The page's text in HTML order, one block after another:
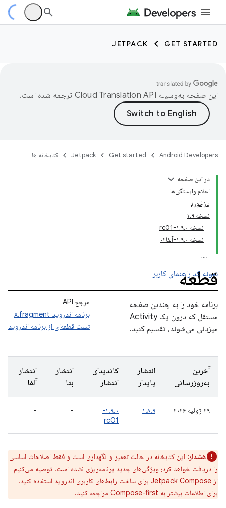
GET STARTED
JETPACK
این صفحه به‌وسیله ترجمه شده است.
Android Developers
Get started
Jetpack کتابخانه ها
در این صفحه
اعلام وابستگی‌ها
بازخورد
نسخه ۱.۹
نسخه ۱.۹.۰-rc01
نسخه ۱.۹.۰-آلفا۰۲
قطعه
نمونه کد راهنمای کاربر
مرجع API
برنامه اندروید x.fragment
تست قطعه‌ای از برنامه اندروید
برنامه خود را به چندین صفحه
مستقل که درون یک Activity
میزبانی می‌شوند، تقسیم کنید.
آخرین
به‌روزرسانی
انتشار
پایدار
کاندیدای
انتشار
انتشار
بتا
انتشار
آلفا
۲۹ ژوئیه ۲۰۲۶ ۱.۸.۹
۱.۹.۰-
rc01
-
-
هشدار: این کتابخانه در حالت تعمیر و نگهداری است و فقط اصلاحات اساسی
را دریافت خواهد کرد؛ ویژگی‌های جدید برنامه‌ریزی نشده است. توصیه می‌کنیم
از Jetpack Compose برای ساخت رابط‌های کاربری اندروید استفاده کنید.
برای اطلاعات بیشتر به Compose-first مراجعه کنید.